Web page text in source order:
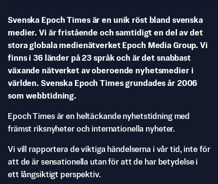
Svenska Epoch Times är en unik röst bland svenska
medier. Vi är fristående och samtidigt en del av det
stora globala medienätverket Epoch Media Group. Vi
finns i 36 länder på 23 språk och är det snabbast
växande nätverket av oberoende nyhetsmedier i
världen. Svenska Epoch Times grundades år 2006
som webbtidning.
Epoch Times är en heltäckande nyhetstidning med
främst riksnyheter och internationella nyheter.
Vi vill rapportera de viktiga händelserna i vår tid, inte för
att de är sensationella utan för att de har betydelse i
ett långsiktigt perspektiv.